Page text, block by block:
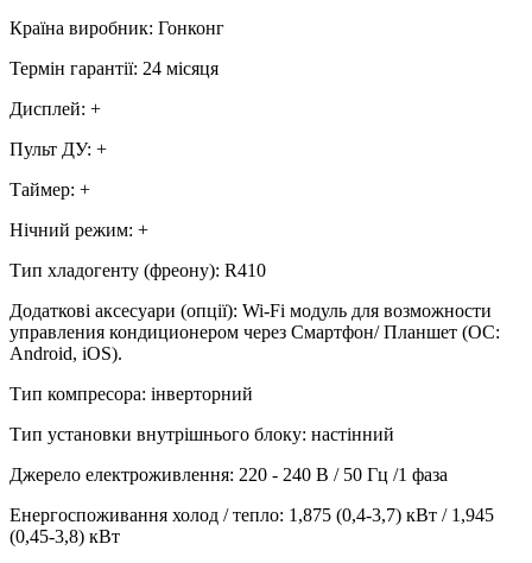
Країна виробник: Гонконг
Термін гарантії: 24 місяця
Дисплей: +
Пульт ДУ: +
Таймер: +
Нічний режим: +
Тип хладогенту (фреону): R410
Додаткові аксесуари (опції): Wi-Fi модуль для возможности
управления кондиционером через Смартфон/ Планшет (ОС:
Android, iOS).
Тип компресора: інверторний
Тип установки внутрішнього блоку: настінний
Джерело електроживлення: 220 - 240 В / 50 Гц /1 фаза
Енергоспоживання холод / тепло: 1,875 (0,4-3,7) кВт / 1,945
(0,45-3,8) кВт